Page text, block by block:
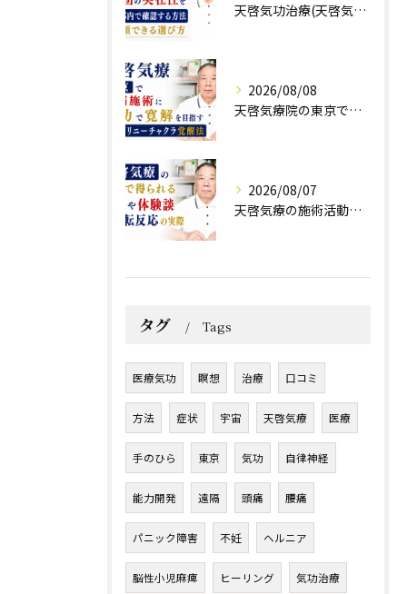
天啓気功治療(天啓気療)と財団の実在性を東京都内で確認する方法と信頼できる選び方
2026/08/08
天啓気療院の東京で難病施術に気功で寛解を目指すクンダリニーチャクラ覚醒法
2026/08/07
天啓気療の施術活動で得られる効果や体験談と好転反応の実際
タグ Tags
医療気功 瞑想 治療 口コミ
方法 症状 宇宙 天啓気療 医療
手のひら 東京 気功 自律神経
能力開発 遠隔 頭痛 腰痛
パニック障害 不妊 ヘルニア
脳性小児麻痺 ヒーリング 気功治療